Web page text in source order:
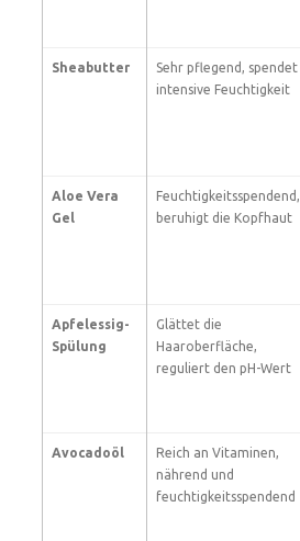
Sheabutter
Sehr pflegend, spendet
intensive Feuchtigkeit
Aloe Vera
Gel
Feuchtigkeitsspendend,
beruhigt die Kopfhaut
Apfelessig-
Spülung
Glättet die
Haaroberfläche,
reguliert den pH-Wert
Avocadoöl
Reich an Vitaminen,
nährend und
feuchtigkeitsspendend